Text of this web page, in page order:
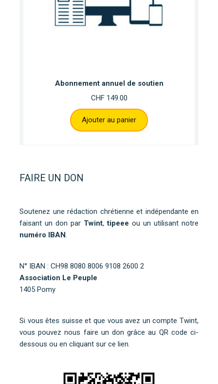
Abonnement annuel de soutien
CHF149.00
Ajouter au panier
FAIRE UN DON
Soutenez une rédaction chrétienne et indépendante en
faisant un don par Twint,tipeee ou un utilisant notre
numéro IBAN.
N° IBAN : CH98 8080 8006 9108 2600 2
Association Le Peuple
1405 Pomy
Si vous êtes suisse et que vous avez un compte Twint,
vous pouvez nous faire un don grâce au QR code ci-
dessous ou en cliquant sur ce lien.